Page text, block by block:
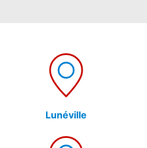
Lunéville